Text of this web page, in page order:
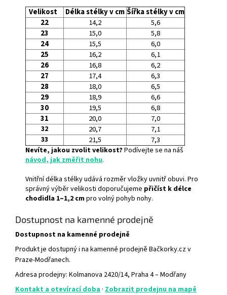
Velikost Délka stélky v cmŠířka stélky v cm
22
14,2
5,6
23
15,0
5,8
24
15,5
6,0
25
16,2
6,1
26
16,8
6,2
27
17,4
6,3
28
18,0
6,5
29
18,9
6,6
30
19,5
6,8
31
20,0 7,0
32 20,7 7,1
33 21,5 7,3
Nevíte, jakou zvolit velikost? Podívejte se na náš
návod, jak změřit nohu.
Vnitřní délka stélky udává rozměr vložky uvnitř obuvi. Pro
správný výběr velikosti doporučujeme přičíst k délce
chodidla 1–1,2 cmpro volný pohyb nohy.
Dostupnost na kamenné prodejně
Dostupnost na kamenné prodejně
Produkt je dostupný i na kamenné prodejně Bačkorky.cz v
Praze-Modřanech.
Adresa prodejny: Kolmanova 2420/14, Praha 4 – Modřany
Kontakt a otevírací doba · Zobrazit prodejnu na mapě